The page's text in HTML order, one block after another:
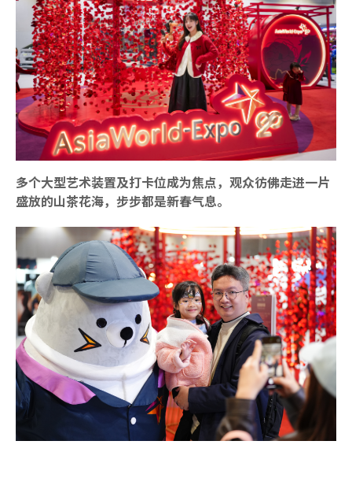
多个大型艺术装置及打卡位成为焦点，观众彷佛走进一片
盛放的山茶花海，步步都是新春气息。